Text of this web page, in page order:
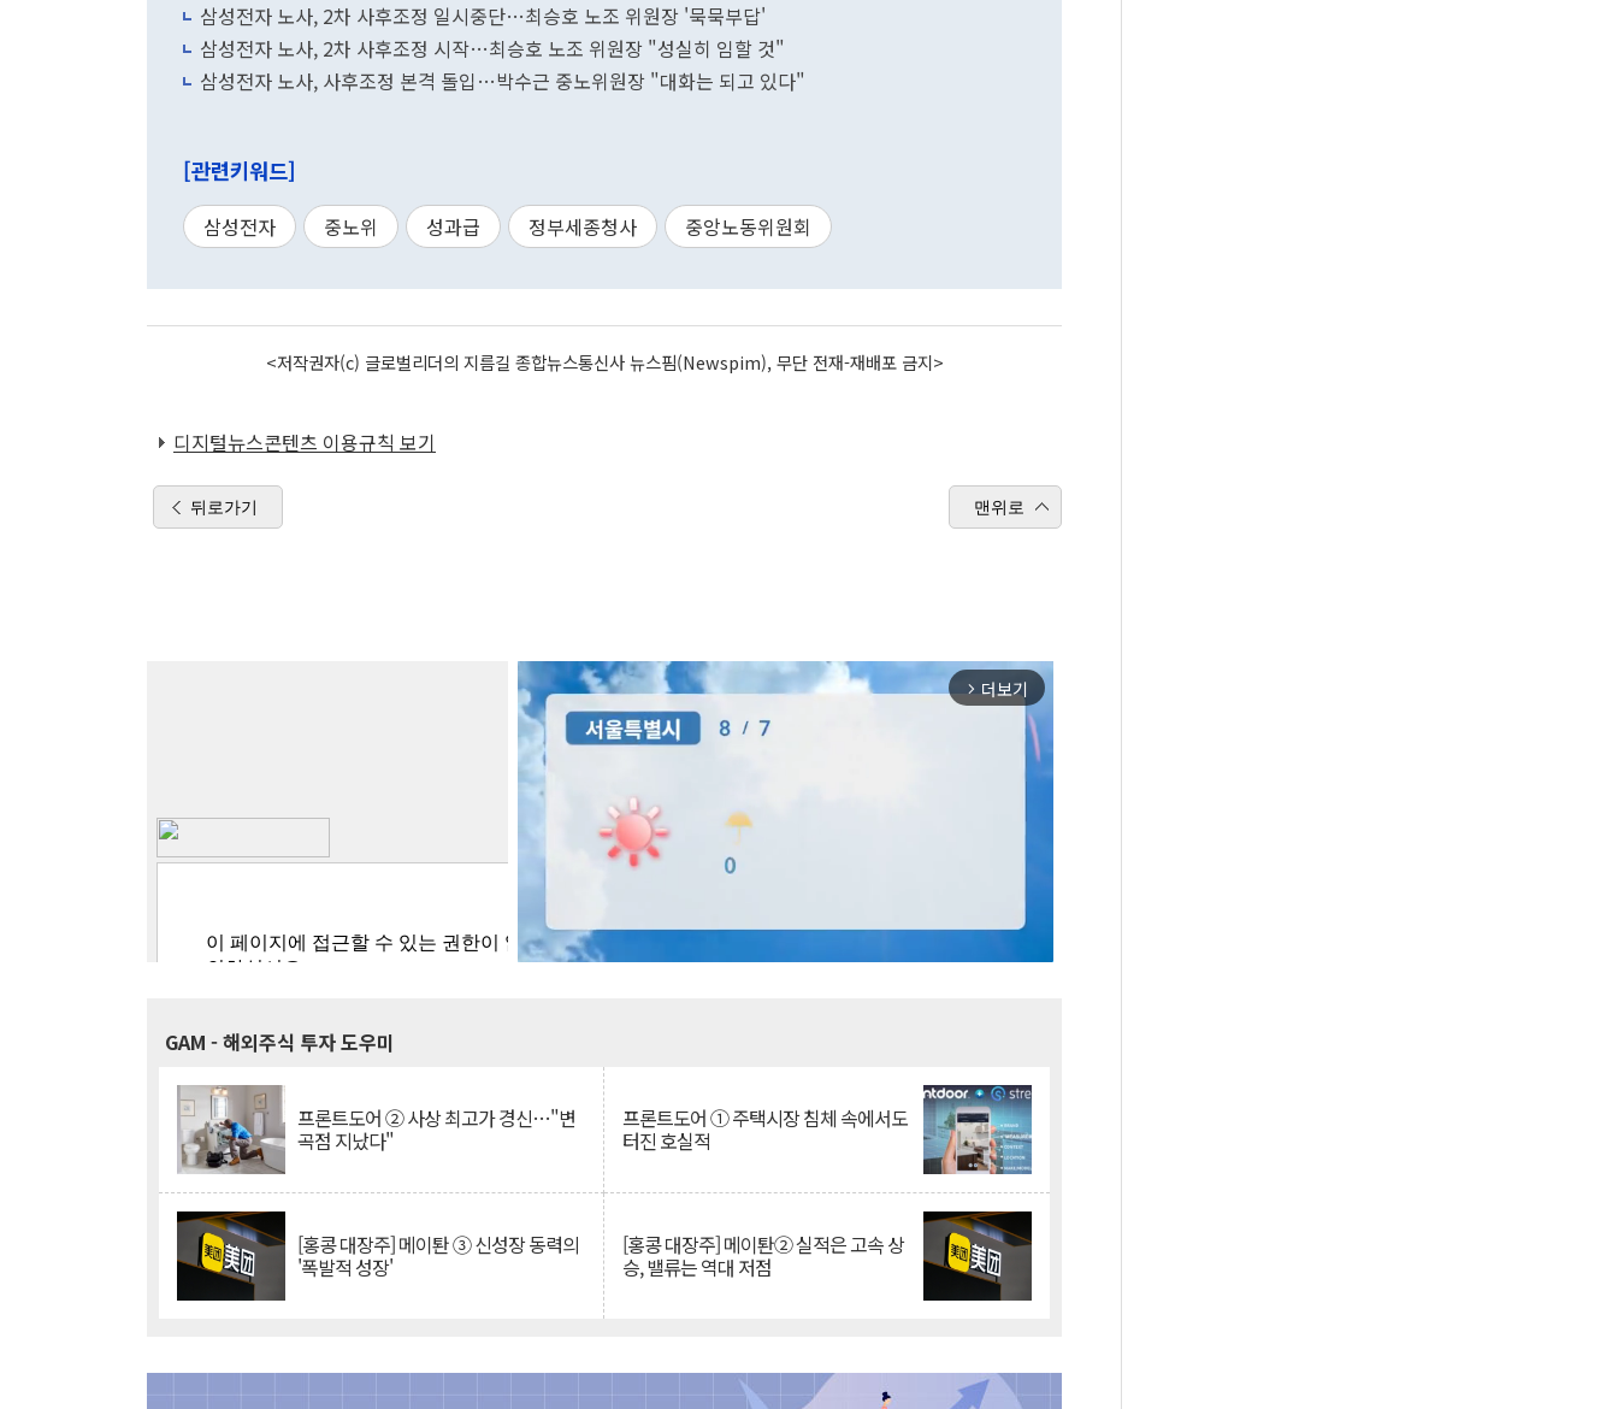
삼성전자 노사, 2차 사후조정 일시중단…최승호 노조 위원장 '묵묵부답'
삼성전자 노사, 2차 사후조정 시작…최승호 노조 위원장 "성실히 임할 것"
삼성전자 노사, 사후조정 본격 돌입…박수근 중노위원장 "대화는 되고 있다"
[관련키워드]
삼성전자 중노위 성과급 정부세종청사 중앙노동위원회
<저작권자(c) 글로벌리더의 지름길 종합뉴스통신사 뉴스핌(Newspim), 무단 전재-재배포 금지>
디지털뉴스콘텐츠 이용규칙 보기
뒤로가기 맨위로
arrow_forward_ios 더보기
GAM - 해외주식 투자 도우미
프론트도어 ② 사상 최고가 경신…"변
곡점 지났다"
프론트도어 ① 주택시장 침체 속에서도
터진 호실적
[홍콩 대장주] 메이퇀 ③ 신성장 동력의
'폭발적 성장'
[홍콩 대장주] 메이퇀② 실적은 고속 상
승, 밸류는 역대 저점